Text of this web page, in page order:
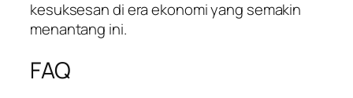
kesuksesan di era ekonomi yang semakin
menantang ini.
FAQ